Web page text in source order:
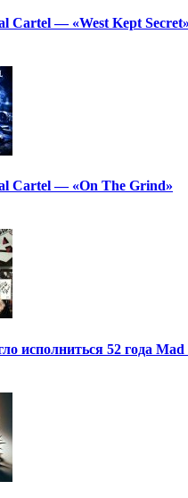
Cartel — «West Kept Secret»
Cartel — «On The Grind»
исполниться 52 года